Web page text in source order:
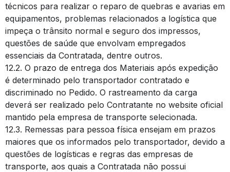
técnicos para realizar o reparo de quebras e avarias em
equipamentos, problemas relacionados a logística que
impeça o trânsito normal e seguro dos impressos,
questões de saúde que envolvam empregados
essenciais da Contratada, dentre outros.
12.2. O prazo de entrega dos Materiais após expedição
é determinado pelo transportador contratado e
discriminado no Pedido. O rastreamento da carga
deverá ser realizado pelo Contratante no website oficial
mantido pela empresa de transporte selecionada.
12.3. Remessas para pessoa física ensejam em prazos
maiores que os informados pelo transportador, devido a
questões de logísticas e regras das empresas de
transporte, aos quais a Contratada não possui